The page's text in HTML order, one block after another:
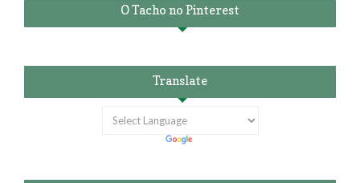
O Tacho no Pinterest
Translate